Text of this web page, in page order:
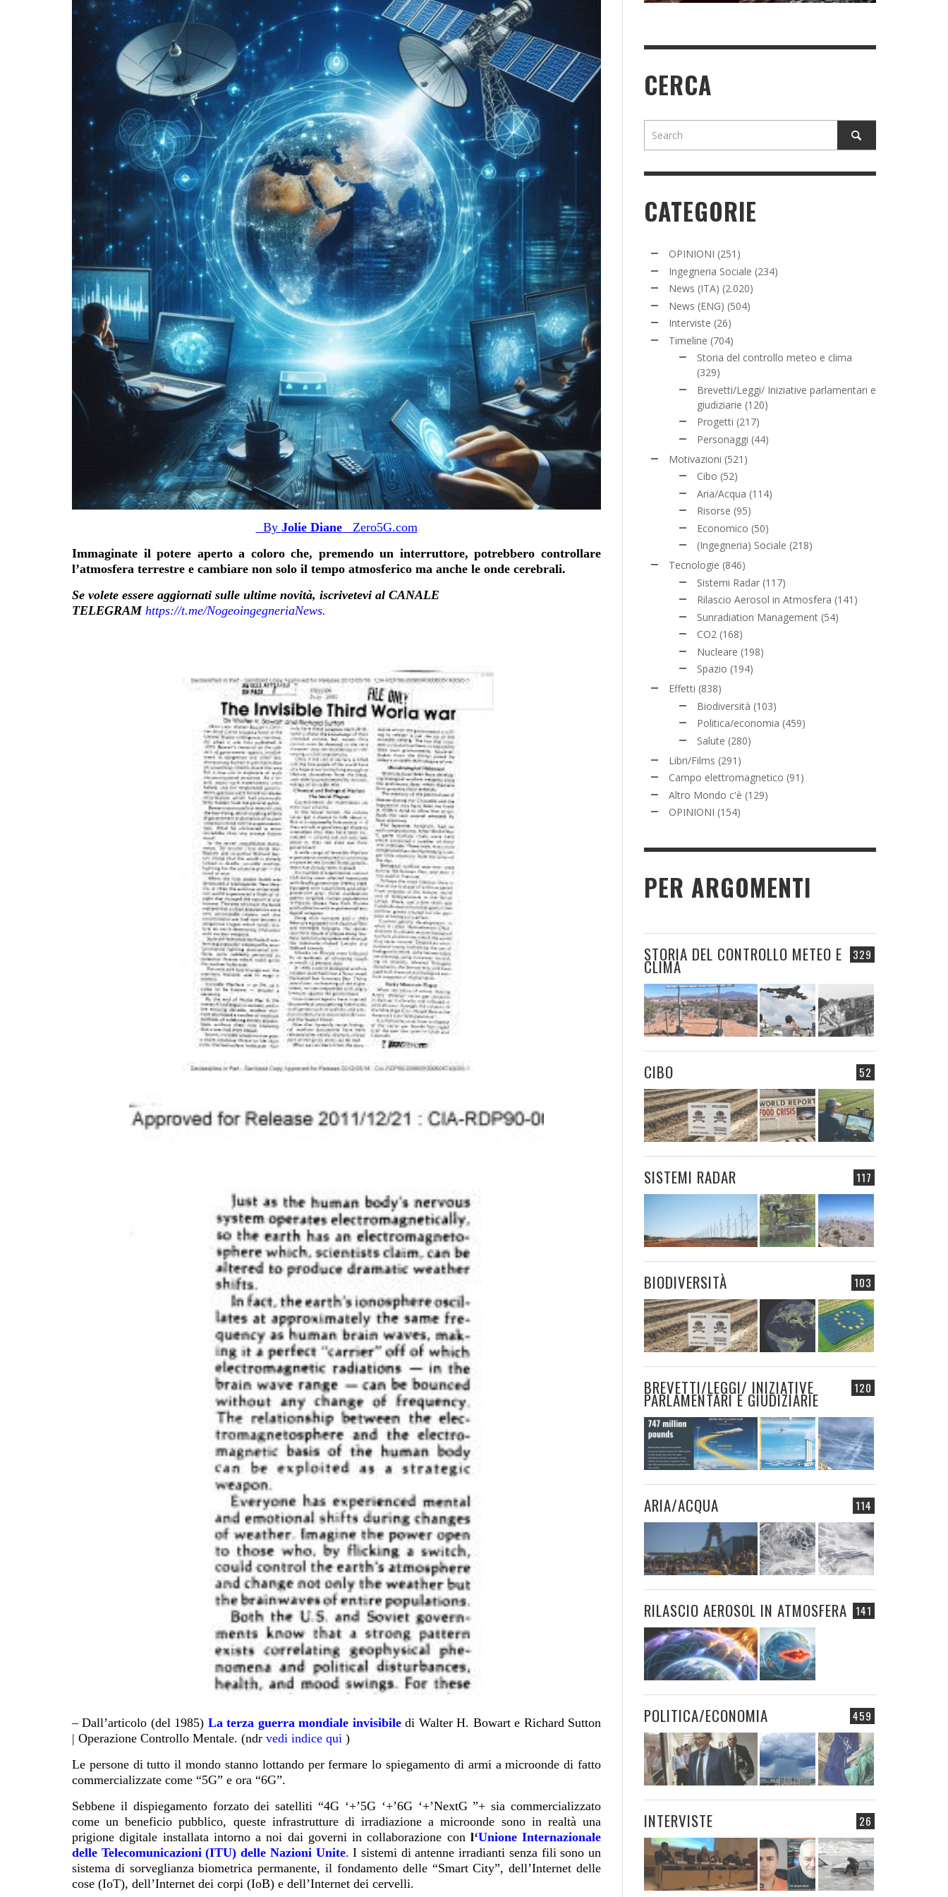
By Jolie DianeZero5G.com
Immaginate il potere aperto a coloro che, premendo un interruttore, potrebbero controllare
l’atmosfera terrestre e cambiare non solo il tempo atmosferico ma anche le onde cerebrali.
Se volete essere aggiornati sulle ultime novità, iscrivetevi al CANALE
TELEGRAM https://t.me/NogeoingegneriaNews.
– Dall’articolo (del 1985) La terza guerra mondiale invisibile di Walter H. Bowart e Richard Sutton
| Operazione Controllo Mentale. (ndr vedi indice qui )
Le persone di tutto il mondo stanno lottando per fermare lo spiegamento di armi a microonde di fatto
commercializzate come “5G” e ora “6G”.
Sebbene il dispiegamento forzato dei satelliti “4G ‘+’5G ‘+’6G ‘+’NextG ”+ sia commercializzato
come un beneficio pubblico, queste infrastrutture di irradiazione a microonde sono in realtà una
prigione digitale installata intorno a noi dai governi in collaborazione conl‘Unione Internazionale
delle Telecomunicazioni (ITU) delle Nazioni Unite. I sistemi di antenne irradianti senza fili sono un
sistema di sorveglianza biometrica permanente, il fondamento delle “Smart City”, dell’Internet delle
cose (IoT), dell’Internet dei corpi (IoB) e dell’Internet dei cervelli.
CERCA
CATEGORIE
OPINIONI (251)
Ingegneria Sociale (234)
News (ITA) (2.020)
News (ENG) (504)
Interviste (26)
Timeline (704)
Storia del controllo meteo e clima
(329)
Brevetti/Leggi/ Iniziative parlamentari e
giudiziarie (120)
Progetti (217)
Personaggi (44)
Motivazioni (521)
Cibo (52)
Aria/Acqua (114)
Risorse (95)
Economico (50)
(Ingegneria) Sociale (218)
Tecnologie (846)
Sistemi Radar (117)
Rilascio Aerosol in Atmosfera (141)
Sunradiation Management (54)
CO2 (168)
Nucleare (198)
Spazio (194)
Effetti (838)
Biodiversità (103)
Politica/economia (459)
Salute (280)
Libri/Films (291)
Campo elettromagnetico (91)
Altro Mondo c'è (129)
OPINIONI (154)
PER ARGOMENTI
329
STORIA DEL CONTROLLO METEO E
CLIMA
52
CIBO
117
SISTEMI RADAR
103
BIODIVERSITÀ
120
BREVETTI/LEGGI/ INIZIATIVE
PARLAMENTARI E GIUDIZIARIE
114
ARIA/ACQUA
141
RILASCIO AEROSOL IN ATMOSFERA
459
POLITICA/ECONOMIA
26
INTERVISTE